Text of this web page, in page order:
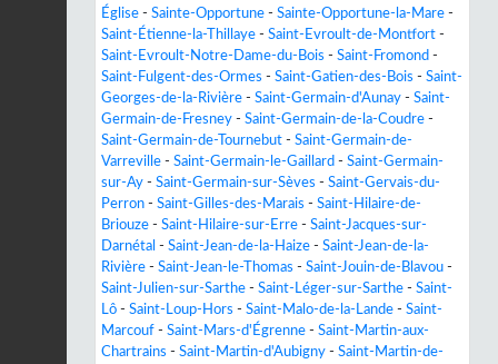
Église - Sainte-Opportune - Sainte-Opportune-la-Mare -
Saint-Étienne-la-Thillaye - Saint-Evroult-de-Montfort -
Saint-Evroult-Notre-Dame-du-Bois - Saint-Fromond -
Saint-Fulgent-des-Ormes - Saint-Gatien-des-Bois - Saint-
Georges-de-la-Rivière - Saint-Germain-d'Aunay - Saint-
Germain-de-Fresney - Saint-Germain-de-la-Coudre -
Saint-Germain-de-Tournebut - Saint-Germain-de-
Varreville - Saint-Germain-le-Gaillard - Saint-Germain-
sur-Ay - Saint-Germain-sur-Sèves - Saint-Gervais-du-
Perron - Saint-Gilles-des-Marais - Saint-Hilaire-de-
Briouze - Saint-Hilaire-sur-Erre - Saint-Jacques-sur-
Darnétal - Saint-Jean-de-la-Haize - Saint-Jean-de-la-
Rivière - Saint-Jean-le-Thomas - Saint-Jouin-de-Blavou -
Saint-Julien-sur-Sarthe - Saint-Léger-sur-Sarthe - Saint-
Lô - Saint-Loup-Hors - Saint-Malo-de-la-Lande - Saint-
Marcouf - Saint-Mars-d'Égrenne - Saint-Martin-aux-
Chartrains - Saint-Martin-d'Aubigny - Saint-Martin-de-